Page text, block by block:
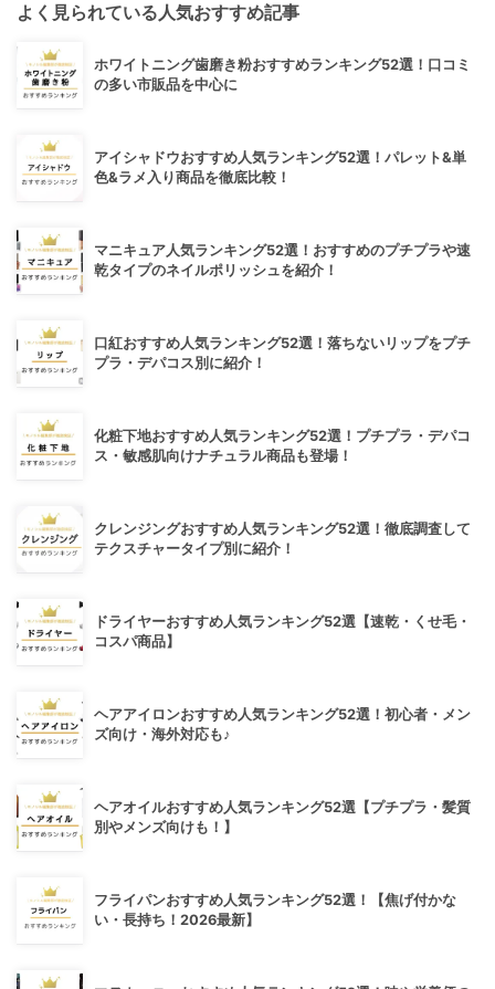
よく見られている人気おすすめ記事
ホワイトニング歯磨き粉おすすめランキング52選！口コミ
の多い市販品を中心に
アイシャドウおすすめ人気ランキング52選！パレット&単
色&ラメ入り商品を徹底比較！
マニキュア人気ランキング52選！おすすめのプチプラや速
乾タイプのネイルポリッシュを紹介！
口紅おすすめ人気ランキング52選！落ちないリップをプチ
プラ・デパコス別に紹介！
化粧下地おすすめ人気ランキング52選！プチプラ・デパコ
ス・敏感肌向けナチュラル商品も登場！
クレンジングおすすめ人気ランキング52選！徹底調査して
テクスチャータイプ別に紹介！
ドライヤーおすすめ人気ランキング52選【速乾・くせ毛・
コスパ商品】
ヘアアイロンおすすめ人気ランキング52選！初心者・メン
ズ向け・海外対応も♪
ヘアオイルおすすめ人気ランキング52選【プチプラ・髪質
別やメンズ向けも！】
フライパンおすすめ人気ランキング52選！【焦げ付かな
い・長持ち！2026最新】